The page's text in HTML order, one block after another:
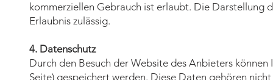
kommerziellen Gebrauch ist erlaubt. Die Darstellung
Erlaubnis zulässig.
4. Datenschutz
Durch den Besuch der Website des Anbieters
Seite) gespeichert werden. Diese Daten gehören